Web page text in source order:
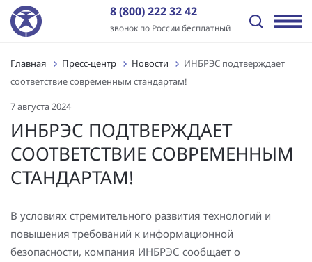
8 (800) 222 32 42
звонок по России бесплатный
Назад
Передача электроэнергии
Распределение электроэнергии
Независимые энергокомпании
Нефтегазовый сектор
Промышленные предприятия
Назад
Промышленная автоматизация
Цифровая трансформация
Автоматизация энергообъектов
Релейная защита и автоматика
Автоматизированные сбор и анализ информации об
Назад
ПТК «ИНБРЭС»
Программное обеспечение
Контроллеры
Шкафы АСУ ТП/ССПИ/ТМ
Типовые шкафы АСУ ТП ПАО «Россети»
Назад
Генподрядные услуги
Комплексная поставка оборудования
Цифровое проектирование ПС и электрических сетей
Проектные работы
Пуско-наладочные работы
Назад
Новости
Статьи
Видео
Назад
История
Отзывы
Заказчики
Лицензии и сертификаты
Вакансии
Главная Пресс-центр Новости
ИНБРЭС подтверждает
соответствие современным стандартам!
7 августа 2024
ИНБРЭС ПОДТВЕРЖДАЕТ
СООТВЕТСТВИЕ СОВРЕМЕННЫМ
СТАНДАРТАМ!
В условиях стремительного развития технологий и
повышения требований к информационной
безопасности, компания ИНБРЭС сообщает о